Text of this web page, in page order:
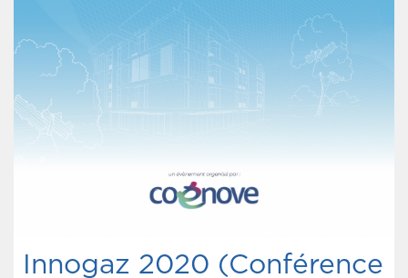
Innogaz 2020 (Conférence